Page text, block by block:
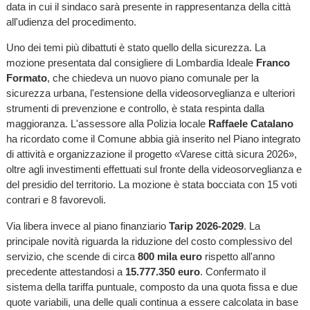
data in cui il sindaco sarà presente in rappresentanza della città
all'udienza del procedimento.
Uno dei temi più dibattuti è stato quello della sicurezza. La
mozione presentata dal consigliere di Lombardia Ideale Franco
Formato, che chiedeva un nuovo piano comunale per la
sicurezza urbana, l'estensione della videosorveglianza e ulteriori
strumenti di prevenzione e controllo, è stata respinta dalla
maggioranza. L'assessore alla Polizia locale Raffaele Catalano
ha ricordato come il Comune abbia già inserito nel Piano integrato
di attività e organizzazione il progetto «Varese città sicura 2026»,
oltre agli investimenti effettuati sul fronte della videosorveglianza e
del presidio del territorio. La mozione è stata bocciata con 15 voti
contrari e 8 favorevoli.
Via libera invece al piano finanziario Tarip 2026-2029. La
principale novità riguarda la riduzione del costo complessivo del
servizio, che scende di circa 800 mila eurorispetto all'anno
precedente attestandosi a 15.777.350 euro. Confermato il
sistema della tariffa puntuale, composto da una quota fissa e due
quote variabili, una delle quali continua a essere calcolata in base